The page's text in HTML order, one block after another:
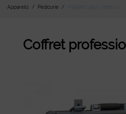
Appareils Pédicurie
Coffret